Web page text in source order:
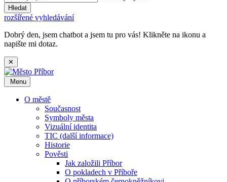
Hledat
rozšířené vyhledávání
Dobrý den, jsem chatbot a jsem tu pro vás! Klikněte na ikonu a
napište mi dotaz.
✕
Menu
O městě
Současnost
Symboly města
Vizuální identita
TIC (další informace)
Historie
Pověsti
Jak založili Příbor
O pokladech v Příboře